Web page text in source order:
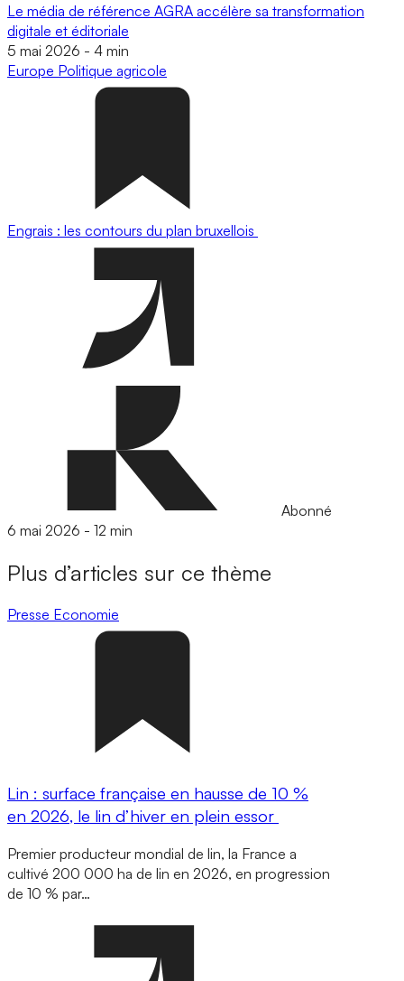
Le média de référence AGRA accélère sa transformation
digitale et éditoriale
5 mai 2026 - 4 min
Europe Politique agricole
Engrais : les contours du plan bruxellois
Abonné
6 mai 2026 - 12 min
Plus d’articles sur ce thème
Presse Economie
Lin : surface française en hausse de 10 %
en 2026, le lin d’hiver en plein essor
Premier producteur mondial de lin, la France a
cultivé 200 000 ha de lin en 2026, en progression
de 10 % par…